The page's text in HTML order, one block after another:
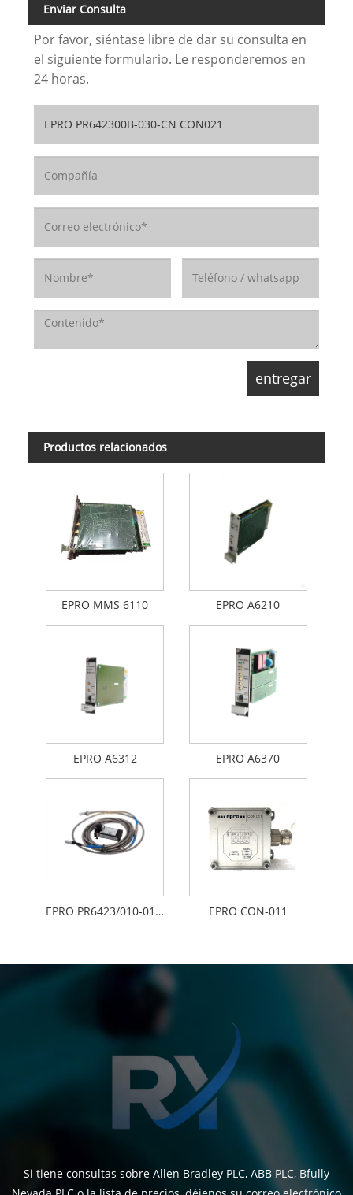
Enviar Consulta
Por favor, siéntase libre de dar su consulta en
el siguiente formulario. Le responderemos en
24 horas.
Productos relacionados
EPRO MMS 6110 EPRO A6210
EPRO A6312 EPRO A6370
EPRO PR6423/010-010 CON021 EPRO CON-011
Si tiene consultas sobre Allen Bradley PLC, ABB PLC, Bfully